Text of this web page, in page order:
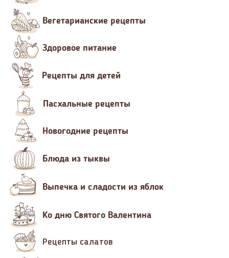
Вегетарианские рецепты
Здоровое питание
Рецепты для детей
Пасхальные рецепты
Новогодние рецепты
Блюда из тыквы
Выпечка и сладости из яблок
Ко дню Святого Валентина
Рецепты салатов